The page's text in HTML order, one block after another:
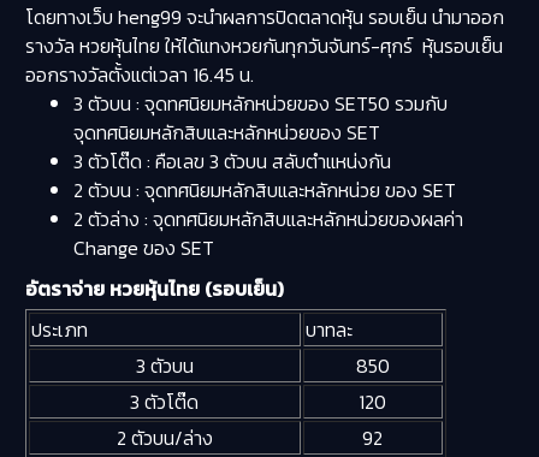
โดยทางเว็บ heng99 จะนำผลการปิดตลาดหุ้น รอบเย็น นำมาออก
รางวัล หวยหุ้นไทย ให้ได้แทงหวยกันทุกวันจันทร์-ศุกร์ หุ้นรอบเย็น
ออกรางวัลตั้งแต่เวลา 16.45 น.
3 ตัวบน : จุดทศนิยมหลักหน่วยของ SET50 รวมกับ
จุดทศนิยมหลักสิบและหลักหน่วยของ SET
3 ตัวโต๊ด : คือเลข 3 ตัวบน สลับตำแหน่งกัน
2 ตัวบน : จุดทศนิยมหลักสิบและหลักหน่วย ของ SET
2 ตัวล่าง : จุดทศนิยมหลักสิบและหลักหน่วยของผลค่า
Change ของ SET
อัตราจ่าย หวยหุ้นไทย (รอบเย็น)
ประเภท
บาทละ
3 ตัวบน
850
3 ตัวโต๊ด
120
2 ตัวบน/ล่าง
92